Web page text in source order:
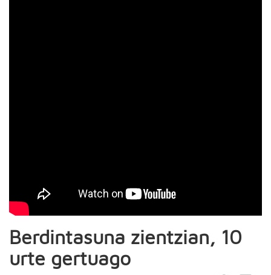
Berdintasuna zientzian, 10
urte gertuago